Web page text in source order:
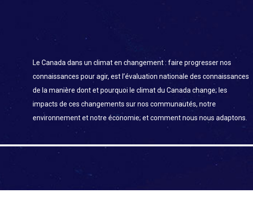
Le Canada dans un climat en changement : faire progresser nos
connaissances pour agir, est l’évaluation nationale des connaissances
de la manière dont et pourquoi le climat du Canada change; les
impacts de ces changements sur nos communautés, notre
environnement et notre économie; et comment nous nous adaptons.